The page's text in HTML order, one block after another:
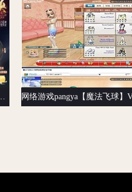
手工服务端+运维管理后台+若依管理后台+GM账号授权后台+安卓+详细搭建教程